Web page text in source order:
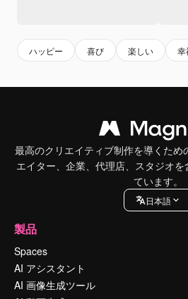
ハッピー 喜び 楽しい 幸
最高のクリエイティブ制作を導くため
エイター、企業、代理店、スタジオ
ています。
日本語
製品
Spaces
AI アシスタント
AI 画像生成ツール